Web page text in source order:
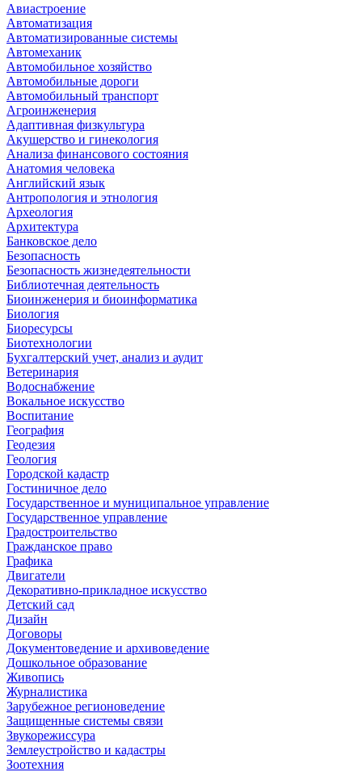
Авиастроение
Автоматизация
Автоматизированные системы
Автомеханик
Автомобильное хозяйство
Автомобильные дороги
Автомобильный транспорт
Агроинженерия
Адаптивная физкультура
Акушерство и гинекология
Анализа финансового состояния
Анатомия человека
Английский язык
Антропология и этнология
Археология
Архитектура
Банковское дело
Безопасность
Безопасность жизнедеятельности
Библиотечная деятельность
Биоинженерия и биоинформатика
Биология
Биоресурсы
Биотехнологии
Бухгалтерский учет, анализ и аудит
Ветеринария
Водоснабжение
Вокальное искусство
Воспитание
География
Геодезия
Геология
Городской кадастр
Гостиничное дело
Государственное и муниципальное управление
Государственное управление
Градостроительство
Гражданское право
Графика
Двигатели
Декоративно-прикладное искусство
Детский сад
Дизайн
Договоры
Документоведение и архивоведение
Дошкольное образование
Живопись
Журналистика
Зарубежное регионоведение
Защищенные системы связи
Звукорежиссура
Землеустройство и кадастры
Зоотехния